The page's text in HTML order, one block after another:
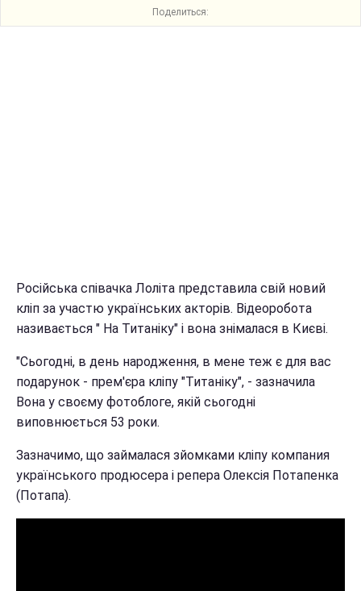
Поделиться:
Російська співачка Лоліта представила свій новий
кліп за участю українських акторів. Відеоробота
називається " На Титаніку" і вона знімалася в Києві.
"Сьогодні, в день народження, в мене теж є для вас
подарунок - прем'єра кліпу "Титаніку", - зазначила
Вона у своєму фотоблоге, якій сьогодні
виповнюється 53 роки.
Зазначимо, що займалася зйомками кліпу компания
українського продюсера і репера Олексія Потапенка
(Потапа).